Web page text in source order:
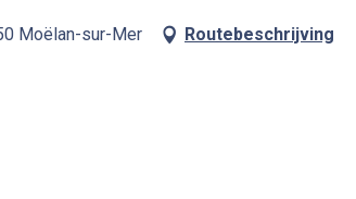
Moëlan-sur-Mer Routebeschrijving